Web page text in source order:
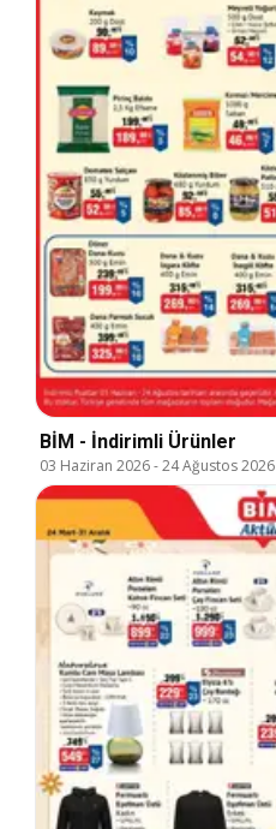
BİM - İndirimli Ürünler
03 Haziran 2026-24 Ağustos 2026